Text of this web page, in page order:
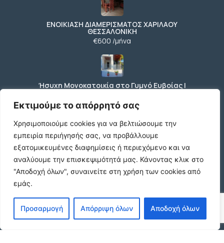
Εκτιμούμε το απόρρητό σας
Χρησιμοποιούμε cookies για να βελτιώσουμε την
εμπειρία περιήγησής σας, να προβάλλουμε
εξατομικευμένες διαφημίσεις ή περιεχόμενο και να
αναλύουμε την επισκεψιμότητά μας. Κάνοντας κλικ στο
"Αποδοχή όλων", συναινείτε στη χρήση των cookies από
εμάς.
Προσαρμογή Απόρριψη όλων Αποδοχή όλων
ΕΝΟΙΚΙΑΣΗ ΔΙΑΜΕΡΙΣΜΑΤΟΣ ΧΑΡΙΛΑΟΥ
ΘΕΣΣΑΛΟΝΙΚΗ
€600 /μήνα
Ήσυχη Μονοκατοικία στο Γυμνό Ευβοίας |
Κοντά σε Θάλασσα & Βουνό
€52 /μήνα
ΕΝΟΙΚΙΑΣΗ ΔΙΑΜΕΡΙΣΜΑΤΟΣ ΧΑΡΙΛΑΟΥ
ΘΕΣΣΑΛΟΝΙΚΗ
€600 /μήνα
Κωδικος ακινητου Μ480 καταστημα στον
Ευοσμο